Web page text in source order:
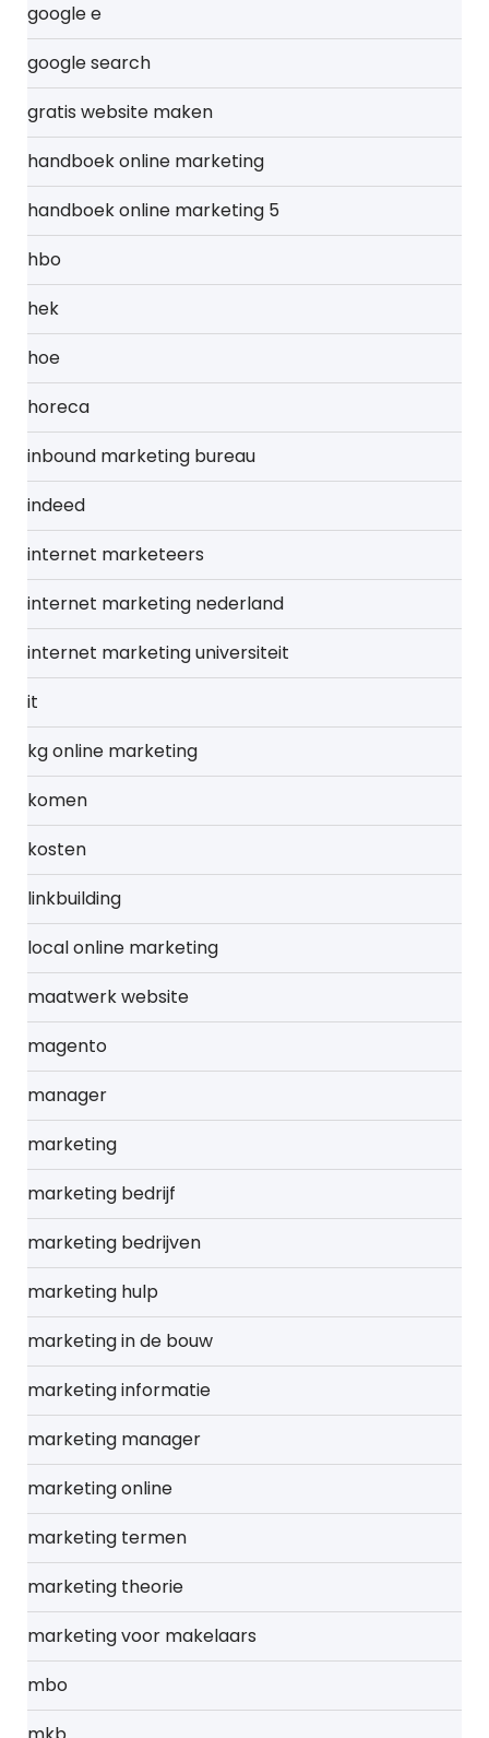
google e
google search
gratis website maken
handboek online marketing
handboek online marketing 5
hbo
hek
hoe
horeca
inbound marketing bureau
indeed
internet marketeers
internet marketing nederland
internet marketing universiteit
it
kg online marketing
komen
kosten
linkbuilding
local online marketing
maatwerk website
magento
manager
marketing
marketing bedrijf
marketing bedrijven
marketing hulp
marketing in de bouw
marketing informatie
marketing manager
marketing online
marketing termen
marketing theorie
marketing voor makelaars
mbo